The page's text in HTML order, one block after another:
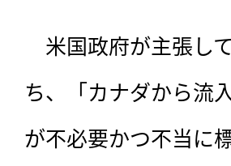
米国政府が主張し
ち、「カナダから流
が不必要かつ不当に